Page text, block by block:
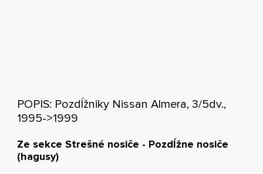
POPIS: Pozdĺžniky Nissan Almera, 3/5dv.,
1995->1999
Ze sekce Strešné nosiče - Pozdĺžne nosiče
(hagusy)